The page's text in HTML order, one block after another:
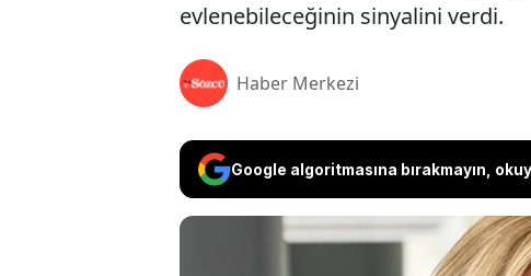
evlenebileceğinin sinyalini verdi.
Haber Merkezi
Google algoritmasına bırakmayın,